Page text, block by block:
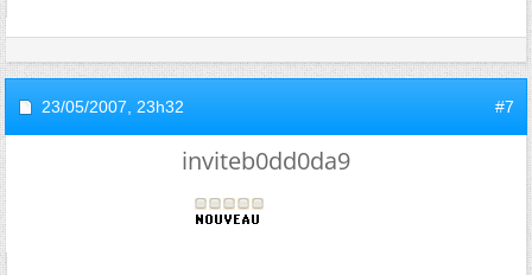
23/05/2007, 23h32 #7
inviteb0dd0da9